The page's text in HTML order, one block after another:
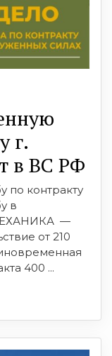
г.
в ВС РФ
по контракту
в
—
от 210
400 ...